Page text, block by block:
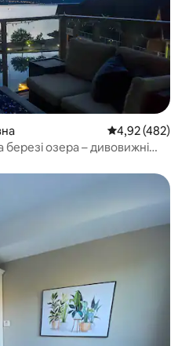
Середня
4,92 (482)
березі озера – дивовижні